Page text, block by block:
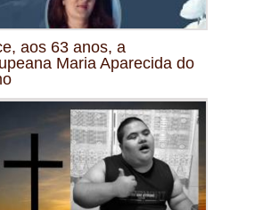
aos 63 anos, a
Maria Aparecida do